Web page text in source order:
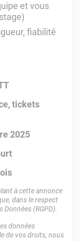
et vous
fiabilité
tickets
2025
à cette annonce
dans le respect
Données (RGPD).
données
de vos droits, nous